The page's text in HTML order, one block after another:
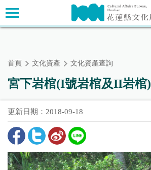
跳
到
主
主要內容區塊
首頁 文化資產 文化資產查詢
宮下岩棺(I號岩棺及II岩棺)
更新日期：2018-09-18